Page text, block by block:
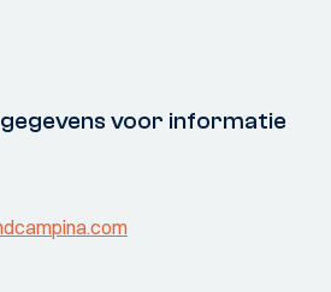
voor informatie